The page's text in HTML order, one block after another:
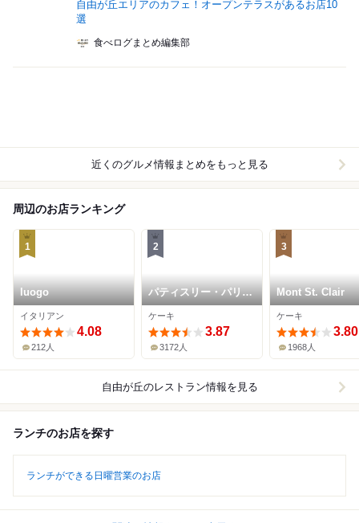
自由が丘エリアのカフェ！オープンテラスがあるお店10
選
食べログまとめ編集部
近くのグルメ情報まとめをもっと見る
周辺のお店ランキング
1
luogo
イタリアン
4.08
212人
2
パティスリー・パリセ
ヴェイユ
ケーキ
3.87
3172人
3
Mont St. Clair
ケーキ
3.80
1968人
自由が丘のレストラン情報を見る
ランチのお店を探す
ランチができる日曜営業のお店